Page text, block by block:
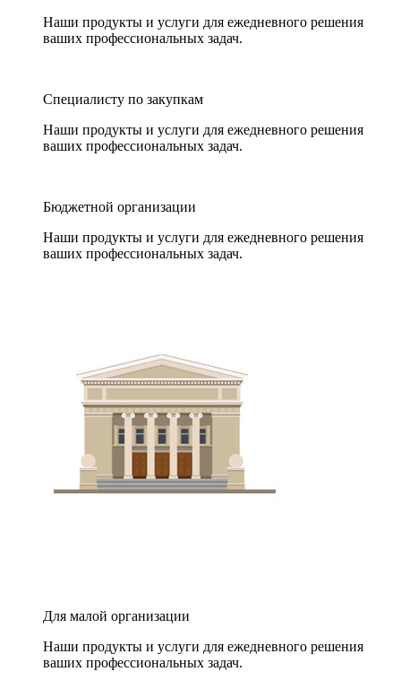
Наши продукты и услуги для ежедневного решения
ваших профессиональных задач.
Специалисту по закупкам
Наши продукты и услуги для ежедневного решения
ваших профессиональных задач.
Бюджетной организации
Наши продукты и услуги для ежедневного решения
ваших профессиональных задач.
Для малой организации
Наши продукты и услуги для ежедневного решения
ваших профессиональных задач.